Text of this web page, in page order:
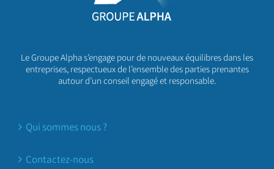
Le Groupe Alpha s’engage pour de nouveaux équilibres dans les
entreprises, respectueux de l’ensemble des parties prenantes
autour d’un conseil engagé et responsable.
Qui sommes nous ?
Contactez-nous